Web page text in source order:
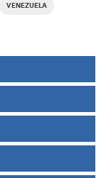
VENEZUELA